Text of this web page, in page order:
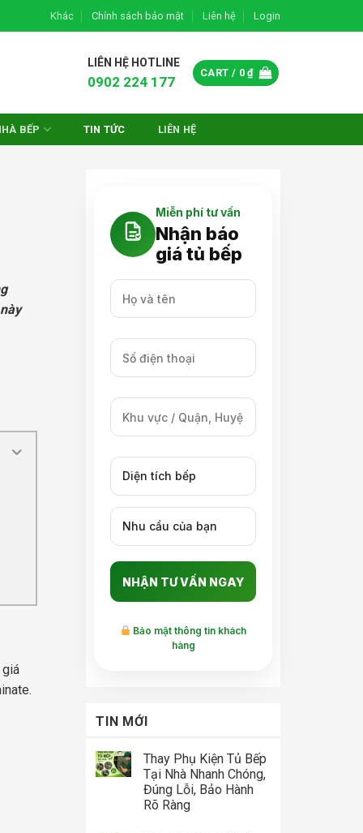
Khác Chính sách bảo mật Liên hệ Login
LIÊN HỆ HOTLINE
0902 224 177
CART / 0₫
BẾP TIN TỨC LIÊN HỆ
giá
Miễn phí tư vấn
Nhận báo
giá tủ bếp
Bảo mật thông tin khách
hàng
TIN MỚI
Thay Phụ Kiện Tủ Bếp
Tại Nhà Nhanh Chóng,
Đúng Lỗi, Bảo Hành
Rõ Ràng